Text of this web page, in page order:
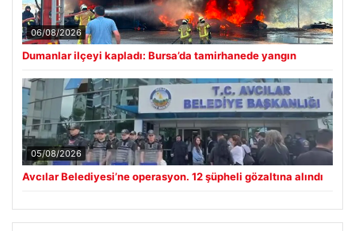
06/08/2026
Dumanlar ilçeyi kapladı: Bursa’da tamirhanede yangın
05/08/2026
Avcılar Belediyesi’ne operasyon. 12 şüpheli gözaltına alındı